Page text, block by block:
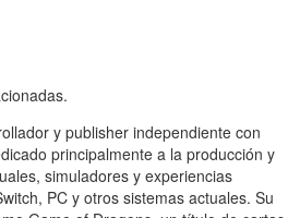
y publisher independiente con
principalmente a la producción y
simuladores y experiencias
PC y otros sistemas actuales. Su